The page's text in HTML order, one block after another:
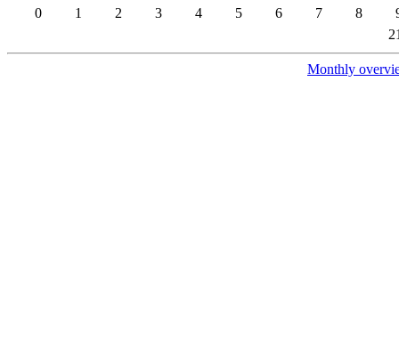
0 1 2 3 4 5 6 7 8
Monthly